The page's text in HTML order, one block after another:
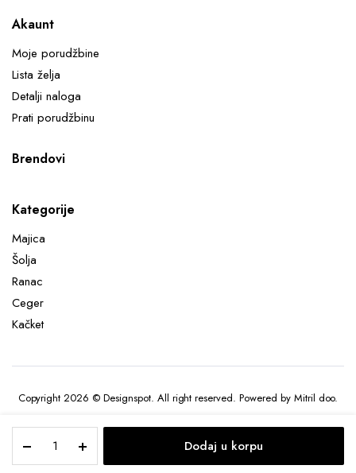
Toast
-
Dodaj u korpu
Akaunt
Moje porudžbine
Lista želja
Detalji naloga
Prati porudžbinu
Brendovi
Kategorije
Majica
Šolja
Ranac
Ceger
Kačket
Copyright 2026 © Designspot. All right reserved. Powered by Mitril doo.